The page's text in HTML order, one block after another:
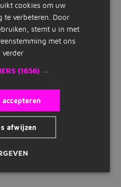
maand
vakantiegeld,
mogelijk,
cookies om uw
te verbeteren. Door
stemt u in met
met ons
verder
(1656) →
accepteren
afwijzen